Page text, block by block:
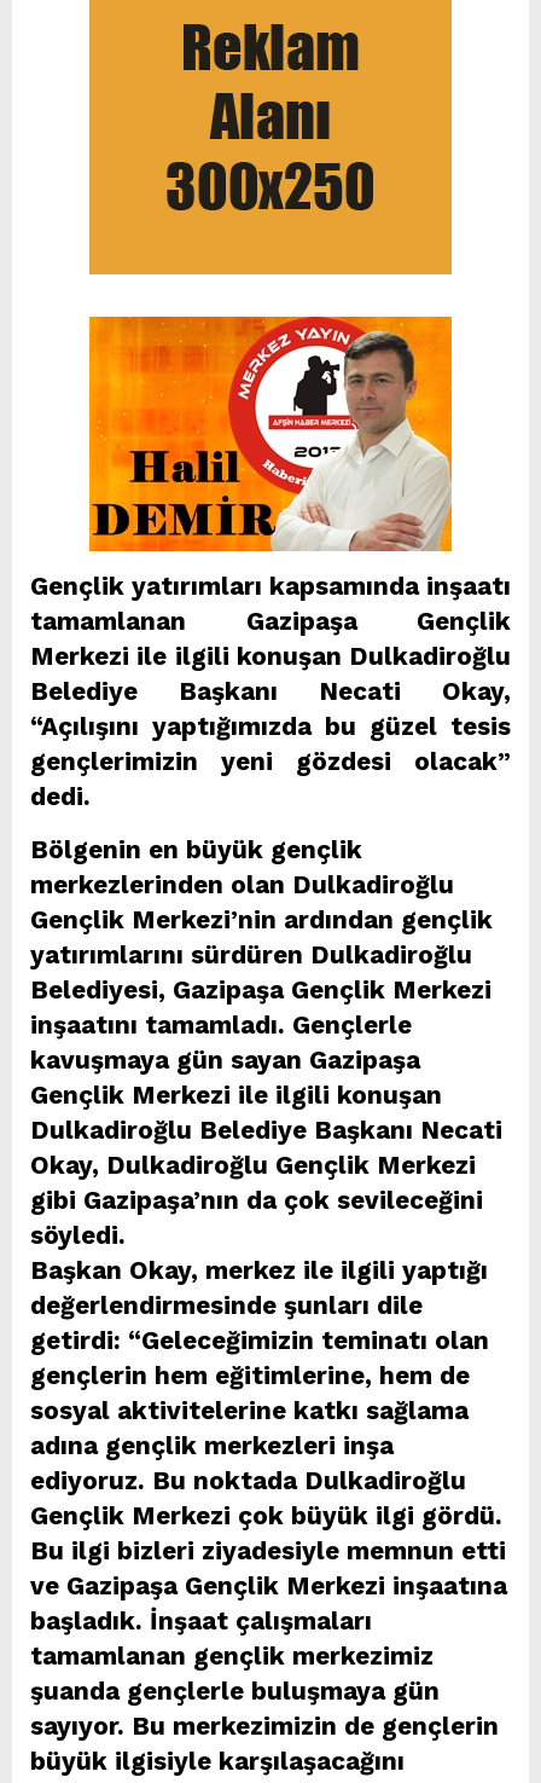
Gençlik yatırımları kapsamında inşaatı
tamamlanan Gazipaşa Gençlik
Merkezi ile ilgili konuşan Dulkadiroğlu
Belediye Başkanı Necati Okay,
“Açılışını yaptığımızda bu güzel tesis
gençlerimizin yeni gözdesi olacak”
dedi.
Bölgenin en büyük gençlik
merkezlerinden olan Dulkadiroğlu
Gençlik Merkezi’nin ardından gençlik
yatırımlarını sürdüren Dulkadiroğlu
Belediyesi, Gazipaşa Gençlik Merkezi
inşaatını tamamladı. Gençlerle
kavuşmaya gün sayan Gazipaşa
Gençlik Merkezi ile ilgili konuşan
Dulkadiroğlu Belediye Başkanı Necati
Okay, Dulkadiroğlu Gençlik Merkezi
gibi Gazipaşa’nın da çok sevileceğini
söyledi.
Başkan Okay, merkez ile ilgili yaptığı
değerlendirmesinde şunları dile
getirdi: “Geleceğimizin teminatı olan
gençlerin hem eğitimlerine, hem de
sosyal aktivitelerine katkı sağlama
adına gençlik merkezleri inşa
ediyoruz. Bu noktada Dulkadiroğlu
Gençlik Merkezi çok büyük ilgi gördü.
Bu ilgi bizleri ziyadesiyle memnun etti
ve Gazipaşa Gençlik Merkezi inşaatına
başladık. İnşaat çalışmaları
tamamlanan gençlik merkezimiz
şuanda gençlerle buluşmaya gün
sayıyor. Bu merkezimizin de gençlerin
büyük ilgisiyle karşılaşacağını